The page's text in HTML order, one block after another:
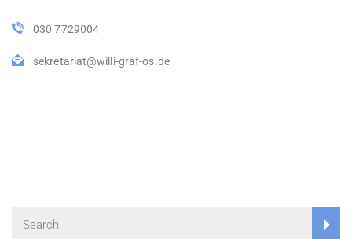
030 7729004
sekretariat@willi-graf-os.de